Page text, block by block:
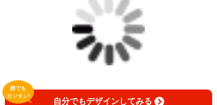
自分でもデザインしてみる
誰でも
カンタン!